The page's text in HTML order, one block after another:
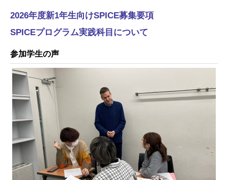
2026年度新1年生向けSPICE募集要項
SPICEプログラム実践科目について
参加学生の声